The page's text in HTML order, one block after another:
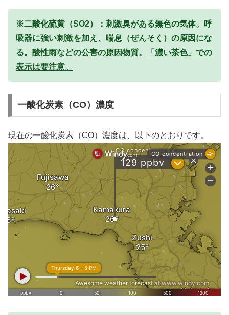
※二酸化硫黄（SO2）：刺激臭がある無色の気体。呼
吸器に強い刺激を加え、喘息（ぜんそく）の原因にな
る。酸性雨などの公害の原因物質。
「濃い茶色」での
表示は要注意。
一酸化炭素（CO）濃度
現在の一酸化炭素（CO）濃度は、以下のとおりです。